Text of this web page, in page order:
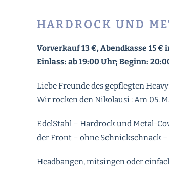
HARDROCK UND
Vorverkauf 13 €, Abendkasse 15 €
Einlass: ab 19:00 Uhr; Beginn:
Liebe Freunde des gepflegten
Wir rocken den Nikolausi : Am 05.
EdelStahl – Hardrock und Metal-
der Front – ohne Schnickschnack
Headbangen, mitsingen oder